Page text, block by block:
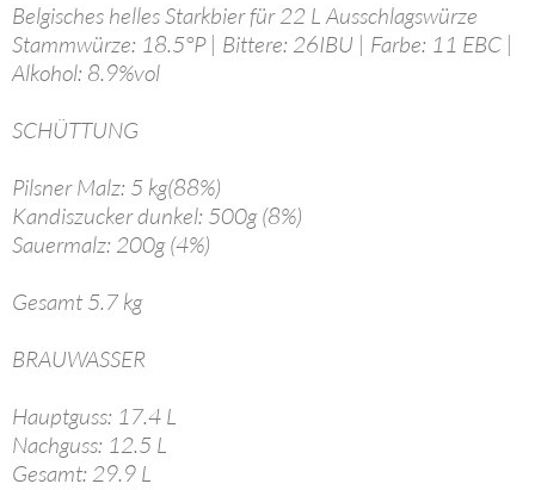
Belgisches helles Starkbier für 22 L Ausschlagswürze
Stammwürze: 18.5°P | Bittere: 26IBU | Farbe: 11 EBC |
Alkohol: 8.9%vol
SCHÜTTUNG
Pilsner Malz: 5 kg(88%)
Kandiszucker dunkel: 500g (8%)
Sauermalz: 200g (4%)
Gesamt 5.7 kg
BRAUWASSER
Hauptguss: 17.4 L
Nachguss: 12.5 L
Gesamt: 29.9 L